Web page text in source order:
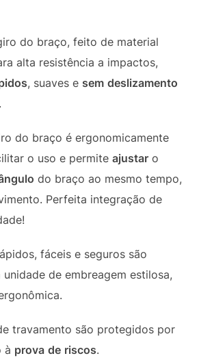
do braço, feito de material
alta resistência a impactos,
, suaves e sem deslizamento
do braço é ergonomicamente
o uso e permite ajustaro
do braço ao mesmo tempo,
Perfeita integração de
fáceis e seguros são
de embreagem estilosa,
travamento são protegidos por
à prova de riscos.